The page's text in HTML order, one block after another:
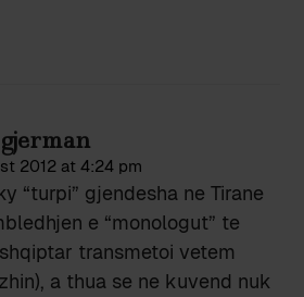
2012 at 4:24 pm
“turpi” gjendesha ne Tirane
e “monologut” te
transmetoi vetem
a thua se ne kuvend nuk